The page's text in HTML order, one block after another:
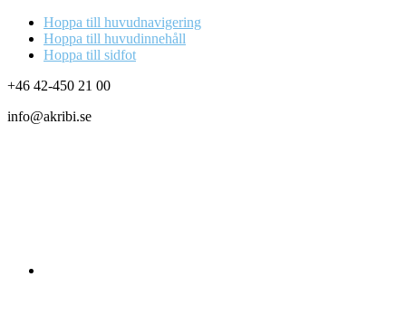
Hoppa till huvudnavigering
Hoppa till huvudinnehåll
Hoppa till sidfot
+46 42-450 21 00
info@akribi.se